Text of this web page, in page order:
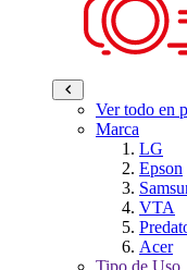
Ver todo en
Marca
LG
Epson
VTA
Acer
Tipo de Uso